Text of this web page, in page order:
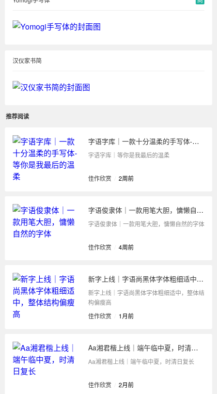
汉仪家书简
推荐阅读
字语字库｜一款十分温柔的手写体-等你是我最后的温柔
字语字库｜等你是我最后的温柔
佳作欣赏 2周前
字语俊隶体｜一款用笔大胆，慵懒自然的字体
字语俊隶体｜一款用笔大胆，慵懒自然的字体
佳作欣赏 4周前
新字上线｜字语尚黑体字体粗细适中，整体结构偏瘦高
新字上线｜字语尚黑体字体粗细适中，整体结
构偏瘦高
佳作欣赏
1月前
Aa湘君楷上线｜端午临中夏，时清日复长
Aa湘君楷上线｜端午临中夏，时清日复长
佳作欣赏 2月前